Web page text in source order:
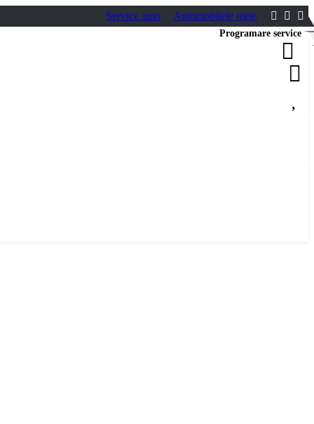
Service auto Automobilele mele
Programare service